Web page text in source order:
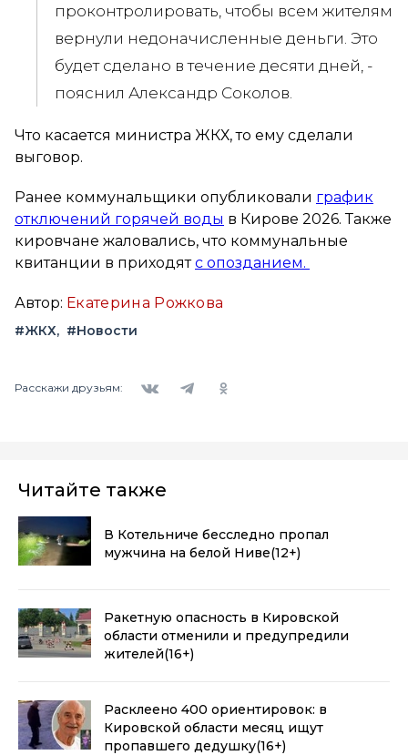
проконтролировать, чтобы всем жителям
вернули недоначисленные деньги. Это
будет сделано в течение десяти дней, -
пояснил Александр Соколов.
Что касается министра ЖКХ, то ему сделали
выговор.
Ранее коммунальщики опубликовали график
отключений горячей воды в Кирове 2026. Также
кировчане жаловались, что коммунальные
квитанции в приходятс опозданием.
Автор: Екатерина Рожкова
#ЖКХ #Новости
Расскажи друзьям:
Читайте также
В Котельниче бесследно пропал
мужчина на белой Ниве(12+)
Ракетную опасность в Кировской
области отменили и предупредили
жителей(16+)
Расклеено 400 ориентировок: в
Кировской области месяц ищут
пропавшего дедушку(16+)